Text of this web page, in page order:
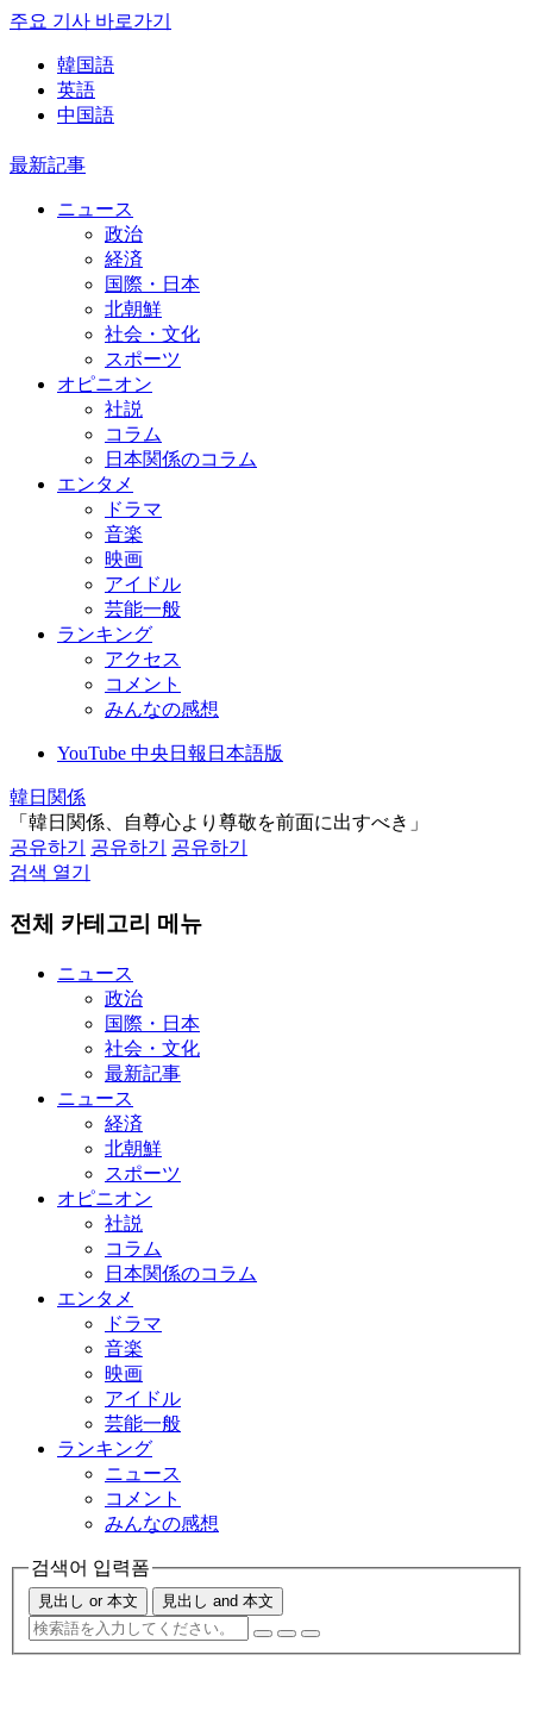
주요 기사 바로가기
韓国語
英語
中国語
最新記事
ニュース
政治
経済
国際・日本
北朝鮮
社会・文化
スポーツ
オピニオン
社説
コラム
日本関係のコラム
エンタメ
ドラマ
音楽
映画
アイドル
芸能一般
ランキング
アクセス
コメント
みんなの感想
YouTube 中央日報日本語版
韓日関係
「韓日関係、自尊心より尊敬を前面に出すべき」
공유하기
공유하기
공유하기
검색 열기
전체 카테고리 메뉴
ニュース
政治
国際・日本
社会・文化
最新記事
ニュース
経済
北朝鮮
スポーツ
オピニオン
社説
コラム
日本関係のコラム
エンタメ
ドラマ
音楽
映画
アイドル
芸能一般
ランキング
ニュース
コメント
みんなの感想
검색어 입력폼
見出し or 本文 見出し and 本文